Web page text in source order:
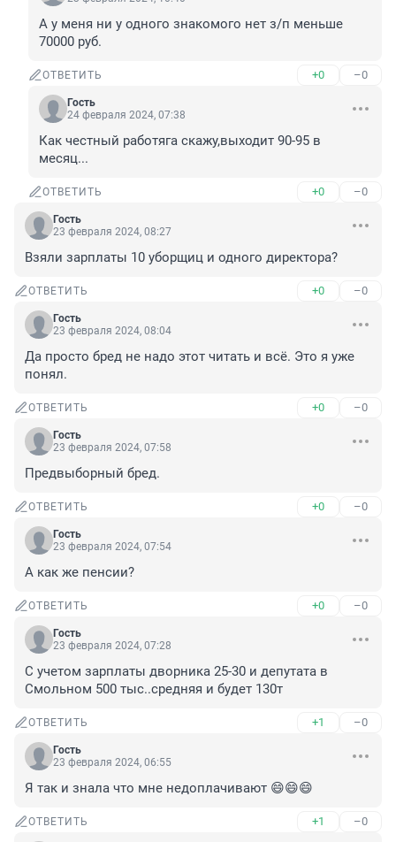
А у меня ни у одного знакомого нет з/п меньше
70000 руб.
ОТВЕТИТЬ +0 –0
Гость
24 февраля 2024, 07:38
Как честный работяга скажу,выходит 90-95 в
месяц...
ОТВЕТИТЬ +0 –0
Гость
23 февраля 2024, 08:27
Взяли зарплаты 10 уборщиц и одного директора?
ОТВЕТИТЬ +0 –0
Гость
23 февраля 2024, 08:04
Да просто бред не надо этот читать и всё. Это я уже
понял.
ОТВЕТИТЬ +0 –0
Гость
23 февраля 2024, 07:58
Предвыборный бред.
ОТВЕТИТЬ +0 –0
Гость
23 февраля 2024, 07:54
А как же пенсии?
ОТВЕТИТЬ +0 –0
Гость
23 февраля 2024, 07:28
С учетом зарплаты дворника 25-30 и депутата в
Смольном 500 тыс..средняя и будет 130т
ОТВЕТИТЬ +1 –0
Гость
23 февраля 2024, 06:55
Я так и знала что мне недоплачивают 😄😄😄
ОТВЕТИТЬ +1 –0